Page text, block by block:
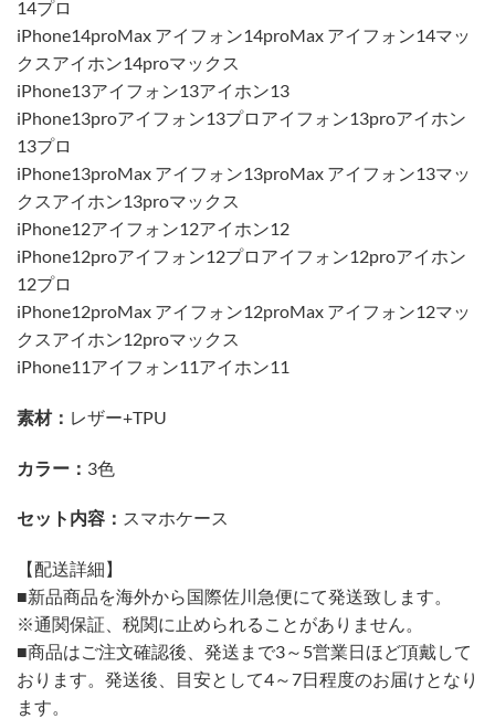
14プロ
iPhone14proMax アイフォン14proMax アイフォン14マッ
クスアイホン14proマックス
iPhone13アイフォン13アイホン13
iPhone13proアイフォン13プロアイフォン13proアイホン
13プロ
iPhone13proMax アイフォン13proMax アイフォン13マッ
クスアイホン13proマックス
iPhone12アイフォン12アイホン12
iPhone12proアイフォン12プロアイフォン12proアイホン
12プロ
iPhone12proMax アイフォン12proMax アイフォン12マッ
クスアイホン12proマックス
iPhone11アイフォン11アイホン11
素材： レザー+TPU
カラー： 3色
セット内容： スマホケース
【配送詳細】
■新品商品を海外から国際佐川急便にて発送致します。
※通関保証、税関に止められることがありません。
■商品はご注文確認後、発送まで3～5営業日ほど頂戴して
おります。発送後、目安として4～7日程度のお届けとなり
ます。